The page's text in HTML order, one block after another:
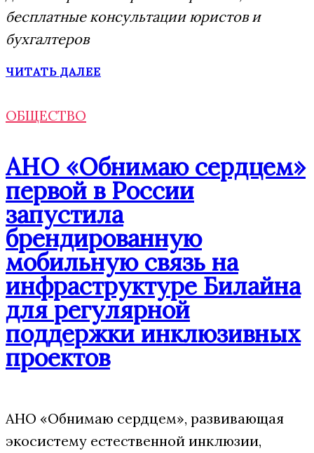
бесплатные консультации юристов и
бухгалтеров
ЧИТАТЬ ДАЛЕЕ
ОБЩЕСТВО
АНО «Обнимаю сердцем»
первой в России
запустила
брендированную
мобильную связь на
инфраструктуре Билайна
для регулярной
поддержки инклюзивных
проектов
АНО «Обнимаю сердцем», развивающая
экосистему естественной инклюзии,